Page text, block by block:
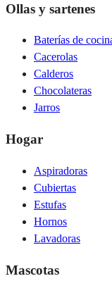
Ollas y sartenes
Baterías de
Cacerolas
Calderos
Chocolateras
Jarros
Hogar
Aspiradoras
Cubiertas
Estufas
Hornos
Lavadoras
Mascotas